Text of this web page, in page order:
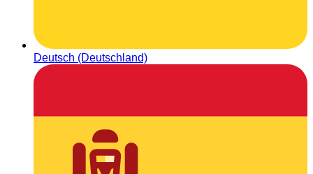
Deutsch (Deutschland)